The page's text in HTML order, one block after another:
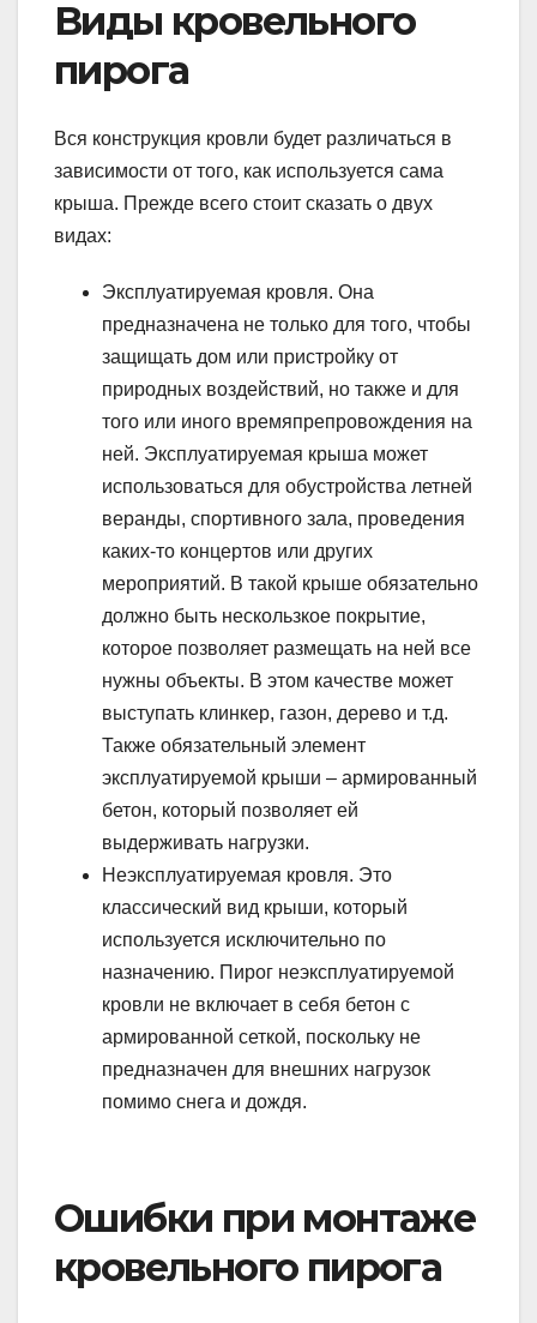
Виды кровельного
пирога
Вся конструкция кровли будет различаться в
зависимости от того, как используется сама
крыша. Прежде всего стоит сказать о двух
видах:
Эксплуатируемая кровля. Она
предназначена не только для того, чтобы
защищать дом или пристройку от
природных воздействий, но также и для
того или иного времяпрепровождения на
ней. Эксплуатируемая крыша может
использоваться для обустройства летней
веранды, спортивного зала, проведения
каких-то концертов или других
мероприятий. В такой крыше обязательно
должно быть нескользкое покрытие,
которое позволяет размещать на ней все
нужны объекты. В этом качестве может
выступать клинкер, газон, дерево и т.д.
Также обязательный элемент
эксплуатируемой крыши – армированный
бетон, который позволяет ей
выдерживать нагрузки.
Неэксплуатируемая кровля. Это
классический вид крыши, который
используется исключительно по
назначению. Пирог неэксплуатируемой
кровли не включает в себя бетон с
армированной сеткой, поскольку не
предназначен для внешних нагрузок
помимо снега и дождя.
Ошибки при монтаже
кровельного пирога